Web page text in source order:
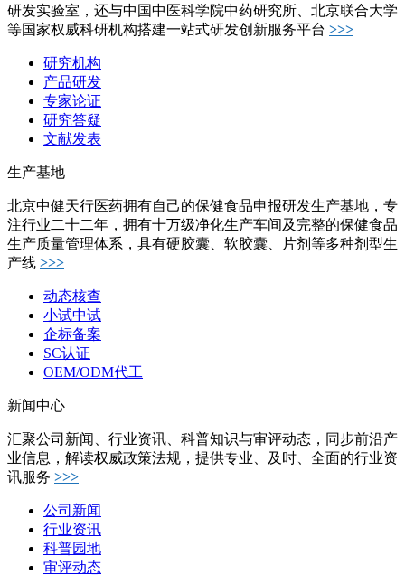
研发实验室，还与中国中医科学院中药研究所、北京联合大学
等国家权威科研机构搭建一站式研发创新服务平台 >>>
研究机构
产品研发
专家论证
研究答疑
文献发表
生产基地
北京中健天行医药拥有自己的保健食品申报研发生产基地，专
注行业二十二年，拥有十万级净化生产车间及完整的保健食品
生产质量管理体系，具有硬胶囊、软胶囊、片剂等多种剂型生
产线 >>>
动态核查
小试中试
企标备案
SC认证
OEM/ODM代工
新闻中心
汇聚公司新闻、行业资讯、科普知识与审评动态，同步前沿产
业信息，解读权威政策法规，提供专业、及时、全面的行业资
讯服务 >>>
公司新闻
行业资讯
科普园地
审评动态